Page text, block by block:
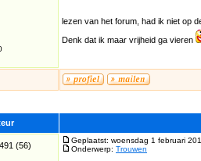
lezen van het forum, had ik niet op
Denk dat ik maar vrijheid ga vieren
(56)
Geplaatst: woensdag 1 februari
Onderwerp: Trouwen